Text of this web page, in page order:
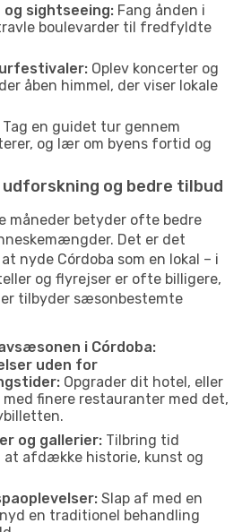
sightseeing: Fang ånden i
boulevarder til fredfyldte
Oplev koncerter og
åben himmel, der viser lokale
Tag en guidet tur gennem
og lær om byens fortid og
og bedre tilbud
måneder betyder ofte bedre
Det er det
nyde Córdoba som en lokal – i
og flyrejser er ofte billigere,
tilbyder sæsonbestemte
i Córdoba:
uden for
Opgrader dit hotel, eller
finere restauranter med det,
og gallerier: Tilbring tid
at afdække historie, kunst og
Slap af med en
en traditionel behandling